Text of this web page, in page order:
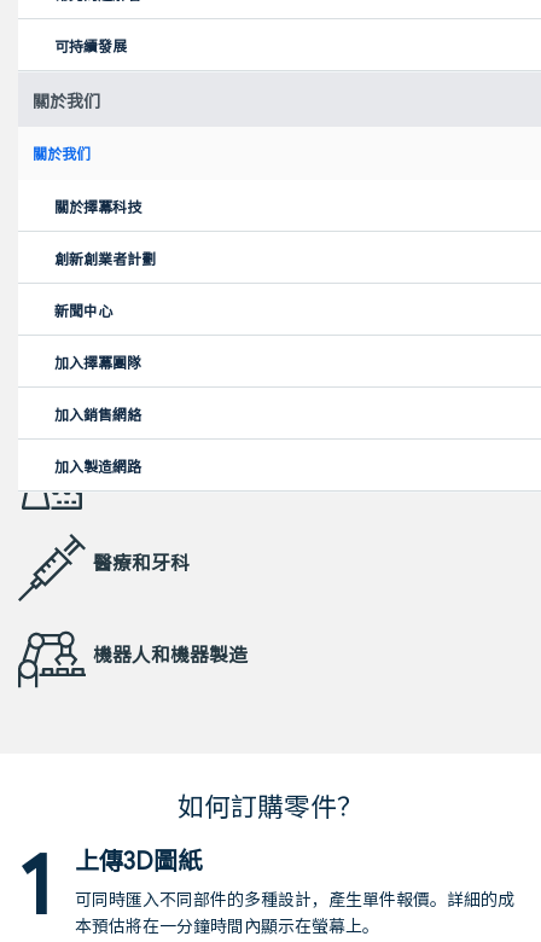
可持續發展
關於我们
關於我们
關於擇冪科技
創新創業者計劃
新聞中心
加入擇冪團隊
加入銷售網絡
加入製造網路
汽車
消費性產品
教育
電子
能源
工業
醫療和牙科
機器人和機器製造
如何訂購零件？
1 上傳3D圖紙
可同時匯入不同部件的多種設計，產生單件報價。詳細的成
本預估將在一分鐘時間內顯示在螢幕上。